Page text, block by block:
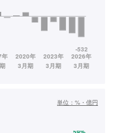
単位： %・億円